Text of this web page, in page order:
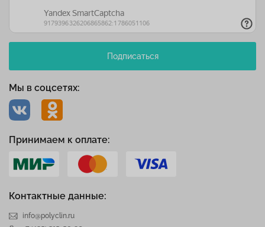
Контактные данные:
info@polyclin.ru
Мы в соцсетях:
Подписаться
Принимаем к оплате: